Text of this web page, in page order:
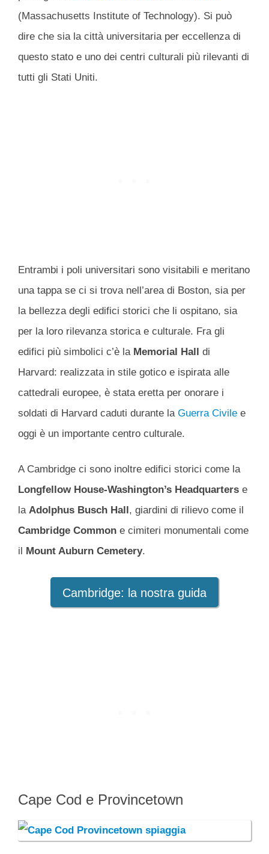
(Massachusetts Institute of Technology). Si può
dire che sia la città universitaria per eccellenza di
questo stato e uno dei centri culturali più rilevanti di
tutti gli Stati Uniti.
Entrambi i poli universitari sono visitabili e meritano
una tappa se ci si trova nell’area di Boston, sia per
la bellezza degli edifici storici che li ospitano, sia
per la loro rilevanza storica e culturale. Fra gli
edifici più simbolici c’è la Memorial Hall di
Harvard: realizzata in stile gotico e ispirata alle
cattedrali europee, è stata eretta per onorare i
soldati di Harvard caduti durante la Guerra Civile e
oggi è un importante centro culturale.
A Cambridge ci sono inoltre edifici storici come la
Longfellow House-Washington’s Headquarters e
la Adolphus Busch Hall , giardini di rilievo come il
Cambridge Common e cimiteri monumentali come
il
Mount Auburn Cemetery.
Cambridge: la nostra guida
Cape Cod e Provincetown